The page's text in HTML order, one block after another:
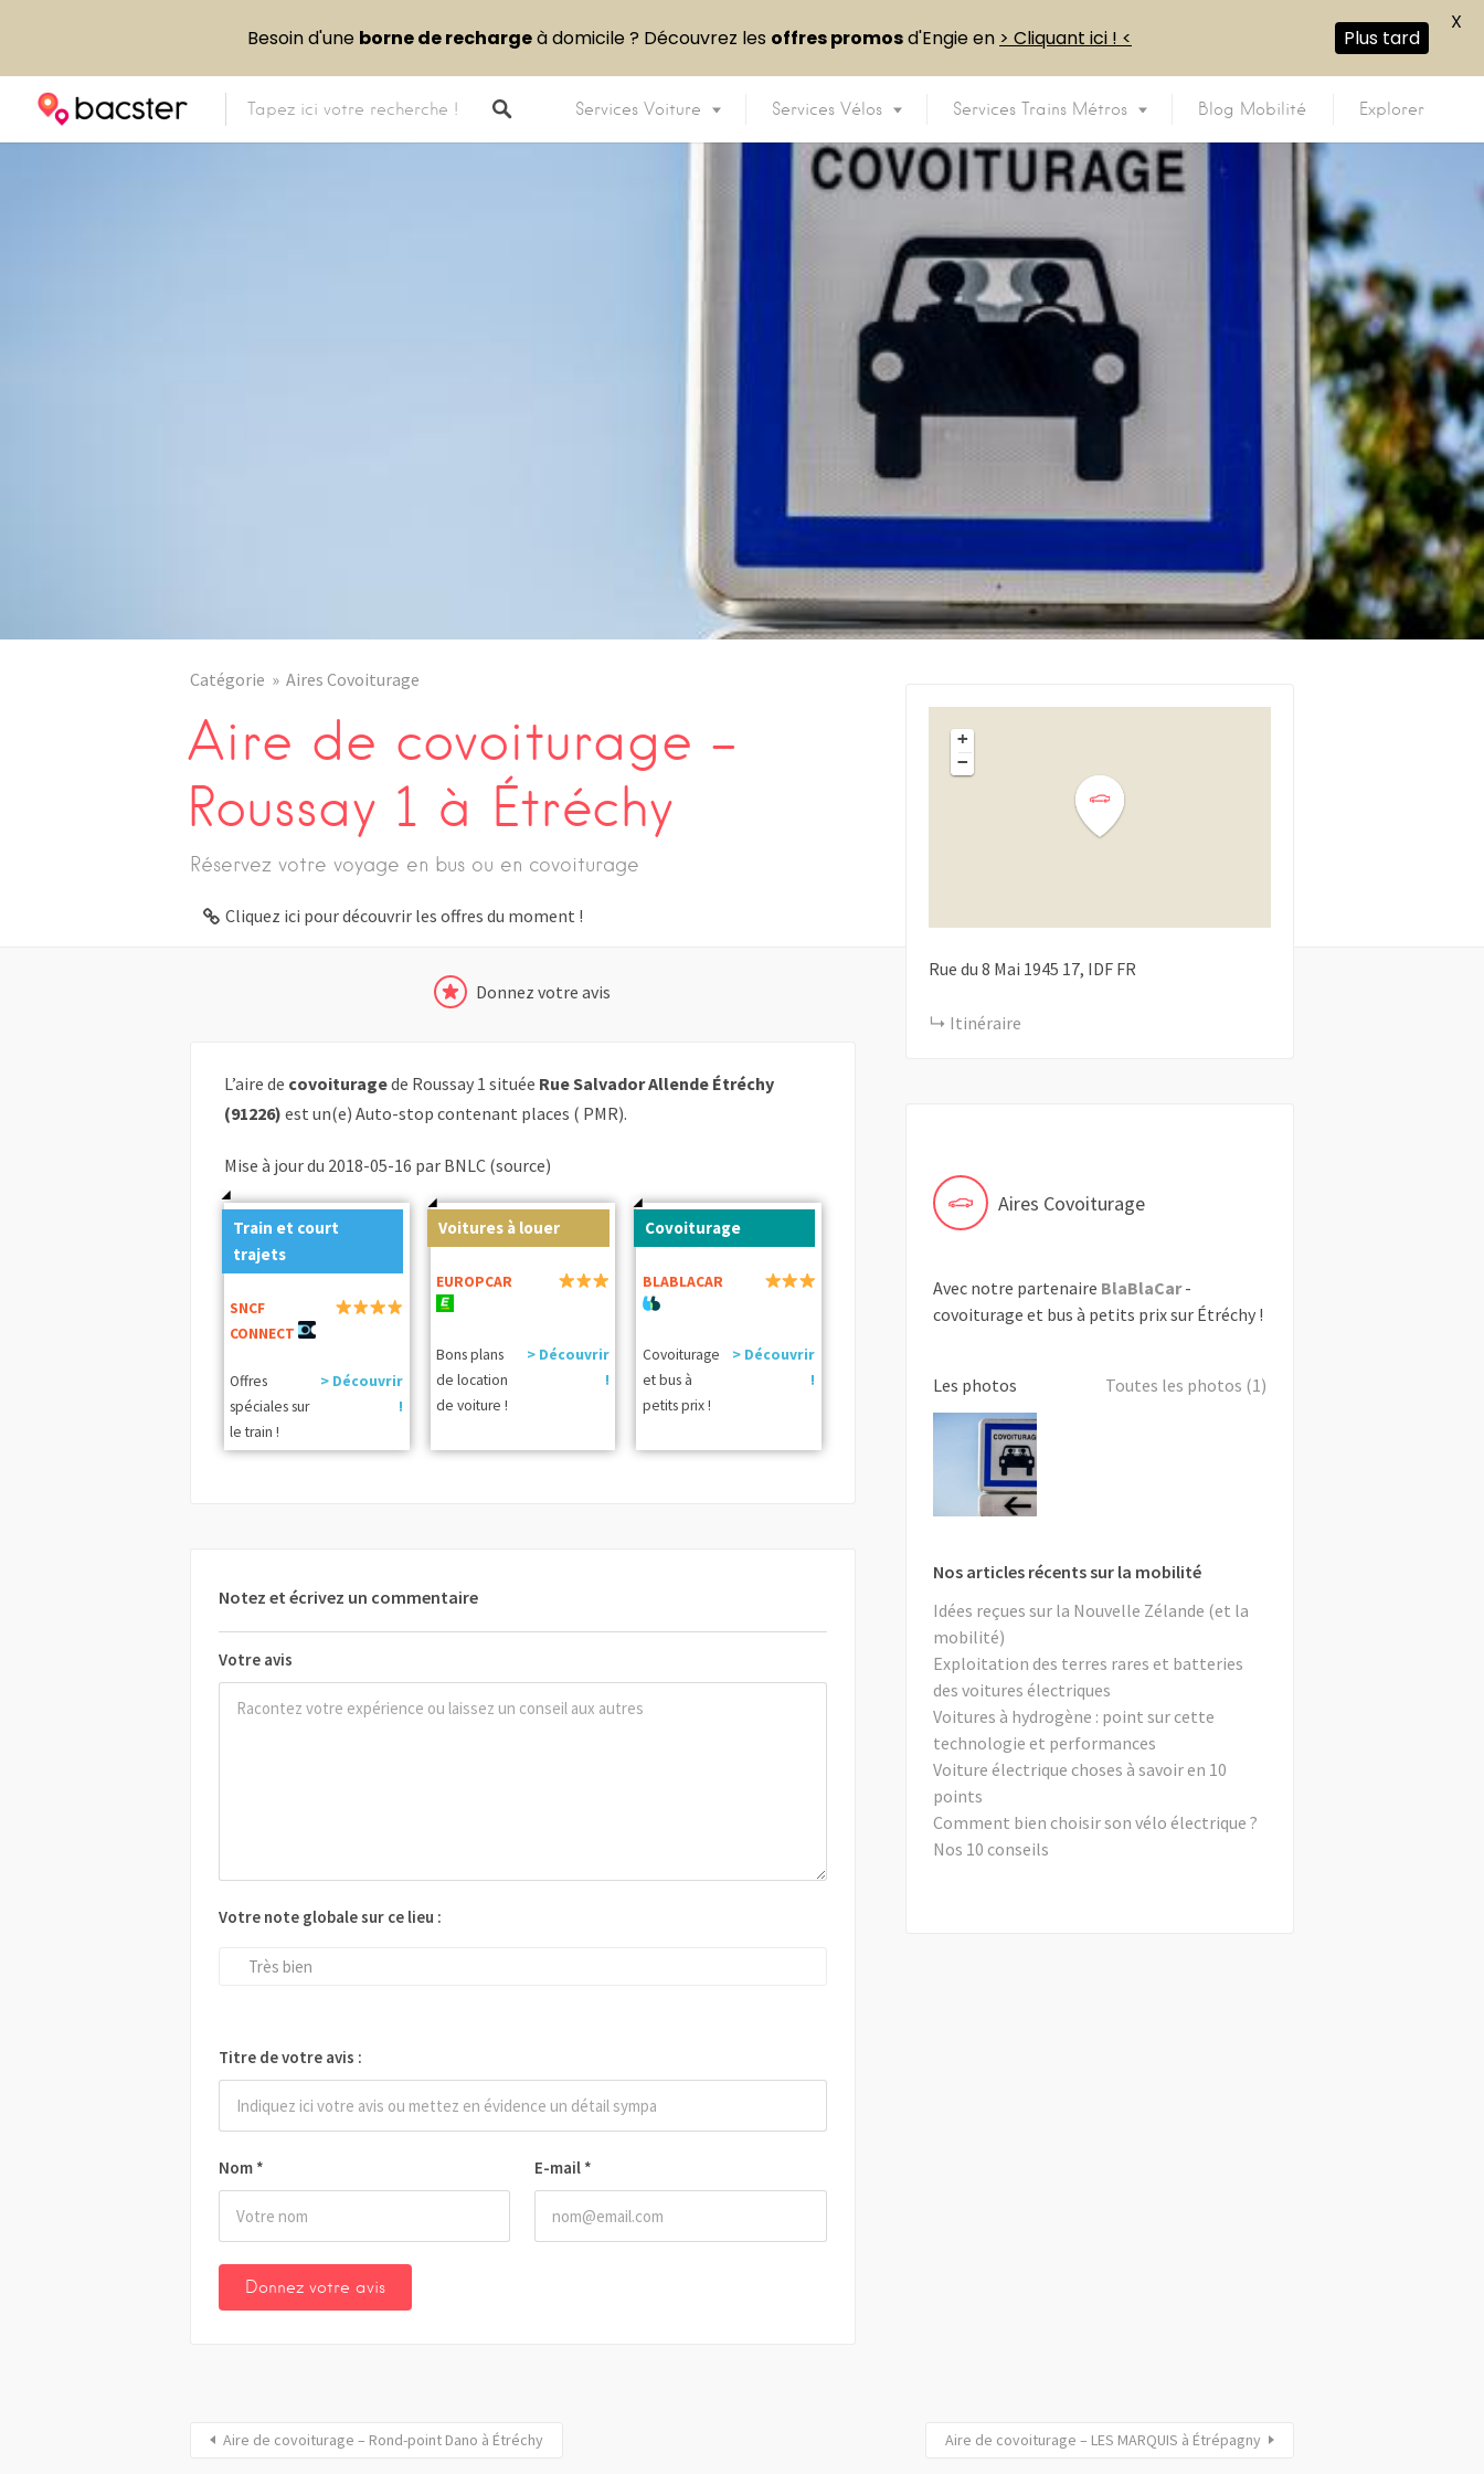
Services Voiture Services Vélos Services Trains Métros Blog Mobilité Explorer
Catégorie Aires Covoiturage
Aire de covoiturage –
Roussay 1 à Étréchy
Réservez votre voyage en bus ou en covoiturage
Cliquez ici pour découvrir les offres du moment !
Donnez votre avis
L’aire de covoituragede Roussay 1 située Rue Salvador Allende Étréchy
(91226) est un(e) Auto-stop contenant places ( PMR).
Mise à jour du 2018-05-16 par BNLC (source)
Train et court
trajets
SNCF
CONNECT
Offres
spéciales sur
le train !
> Découvrir
!
Voitures à louer
EUROPCAR
Bons plans
de location
de voiture !
> Découvrir
!
Covoiturage
BLABLACAR
Covoiturage
et bus à
petits prix !
> Découvrir
!
Notez et écrivez un commentaire
Votre avis
Nom * E-mail *
Votre note globale sur ce lieu :
Très bien
Titre de votre avis :
+
−
Rue du 8 Mai 1945 17 IDF FR
Itinéraire
Aires Covoiturage
Avec notre partenaire BlaBlaCar-
covoiturage et bus à petits prix sur Étréchy !
Les photos Toutes les photos (1)
Nos articles récents sur la mobilité
Idées reçues sur la Nouvelle Zélande (et la
mobilité)
Exploitation des terres rares et batteries
des voitures électriques
Voitures à hydrogène : point sur cette
technologie et performances
Voiture électrique choses à savoir en 10
points
Comment bien choisir son vélo électrique ?
Nos 10 conseils
Aire de covoiturage – Rond-point Dano à Étréchy Aire de covoiturage – LES MARQUIS à Étrépagny
Besoin d'une borne de rechargeà domicile ? Découvrez les offres promosd'Engie en > Cliquant ici ! < Plus tard
X